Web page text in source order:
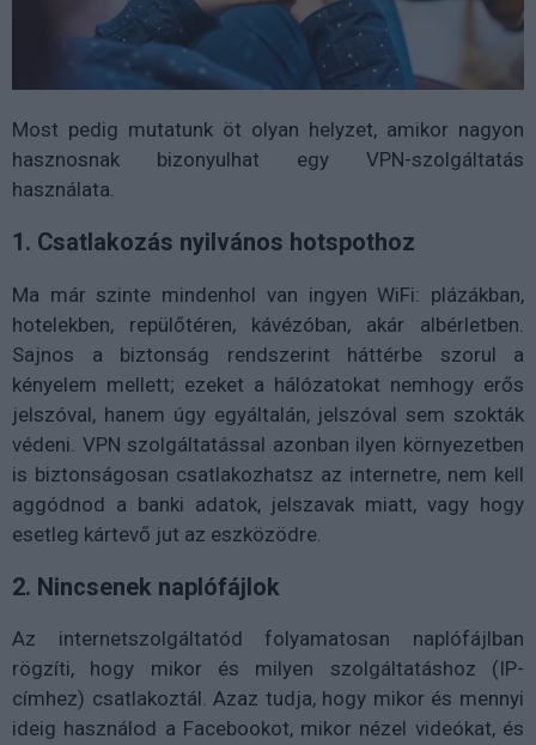
Most pedig mutatunk öt olyan helyzet, amikor nagyon
hasznosnak bizonyulhat egy VPN-szolgáltatás
használata.
1. Csatlakozás nyilvános hotspothoz
Ma már szinte mindenhol van ingyen WiFi: plázákban,
hotelekben, repülőtéren, kávézóban, akár albérletben.
Sajnos a biztonság rendszerint háttérbe szorul a
kényelem mellett; ezeket a hálózatokat nemhogy erős
jelszóval, hanem úgy egyáltalán, jelszóval sem szokták
védeni. VPN szolgáltatással azonban ilyen környezetben
is biztonságosan csatlakozhatsz az internetre, nem kell
aggódnod a banki adatok, jelszavak miatt, vagy hogy
esetleg kártevő jut az eszközödre.
2. Nincsenek naplófájlok
Az internetszolgáltatód folyamatosan naplófájlban
rögzíti, hogy mikor és milyen szolgáltatáshoz (IP-
címhez) csatlakoztál. Azaz tudja, hogy mikor és mennyi
ideig használod a Facebookot, mikor nézel videókat, és